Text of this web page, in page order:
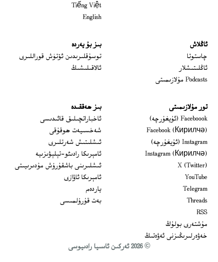
Tiếng Việt
English
ئاڭلاش
چاستوتا
ئاڭلىتىشلار
Podcasts مۇلازىمىتى
بىز بۇ يەردە
توسۇقلىرىدىن ئۆتۈش قوراللىرى
ئالاقىلىشىڭ
تور مۇلازىمىتى
Faceboook (ئۇيغۇرچە)
Opens in new window
Facebook (Кирилчә)
Opens in new window
Instagram (ئۇيغۇرچە)
Opens in new window
Instagram (Кирилчә)
Opens in new window
X (Twitter)
YouTube
Telegram
Threads
RSS
مۇشتەرى بولۇڭ
خەۋەرلىرىڭىزنى ئەۋەتىڭ
بىز ھەققىدە
ئاخباراتچىلىق قائىدىسى
شەخسىيەت ھوقۇقى
ئىشلىتىش شەرتلىرى
ئامېرىكا رادىئو-تېلېۋىزىيە
ئىشلىرىنى باشقۇرۇش مۇدىرىيىتى
ئامېرىكا ئاۋازى
ياردەم
بەت قۇرۇلمىسى
© 2026 ئەركىن ئاسىيا رادىيوسى